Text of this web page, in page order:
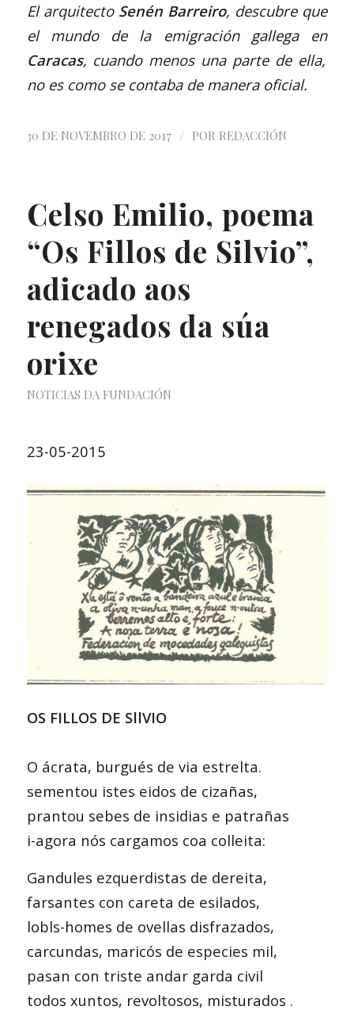
El arquitectoSenén Barreiro, descubre que
el mundo de la emigración gallega en
Caracas, cuando menos una parte de ella,
no es como se contaba de manera oficial.
30 DE NOVEMBRO DE 2017 / POR REDACCIÓN
Celso Emilio, poema
“Os Fillos de Silvio”,
adicado aos
renegados da súa
orixe
NOTICIAS DA FUNDACIÓN
23-05-2015
OS FILLOS DE SllVIO
O ácrata, burgués de via estrelta.
sementou istes eidos de cizañas,
prantou sebes de insidias e patrañas
i-agora nós cargamos coa colleita:
Gandules ezquerdistas de dereita,
farsantes con careta de esilados,
lobls-homes de ovellas disfrazados,
carcundas, maricós de especies mil,
pasan con triste andar garda civil
todos xuntos, revoltosos, misturados .